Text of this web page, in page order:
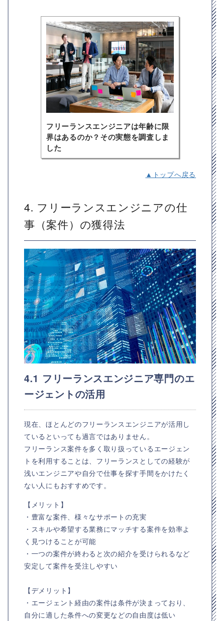
フリーランスエンジニアは年齢に限
界はあるのか？その実態を調査しま
した
▲トップへ戻る
4. フリーランスエンジニアの仕
事（案件）の獲得法
4.1 フリーランスエンジニア専門のエ
ージェントの活用
現在、ほとんどのフリーランスエンジニアが活用し
ているといっても過言ではありません。
フリーランス案件を多く取り扱っているエージェン
トを利用することは、フリーランスとしての経験が
浅いエンジニアや自分で仕事を探す手間をかけたく
ない人にもおすすめです。
【メリット】
・豊富な案件、様々なサポートの充実
・スキルや希望する業務にマッチする案件を効率よ
く見つけることが可能
・一つの案件が終わると次の紹介を受けられるなど
安定して案件を受注しやすい
【デメリット】
・エージェント経由の案件は条件が決まっており、
自分に適した条件への変更などの自由度は低い